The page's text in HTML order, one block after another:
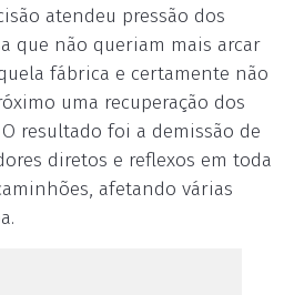
atendeu pressão dos
que não queriam mais arcar
fábrica e certamente não
uma recuperação dos
resultado foi a demissão de
diretos e reflexos em toda
afetando várias